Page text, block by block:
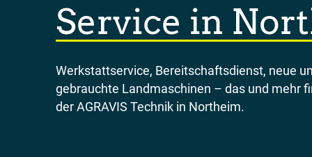
Service in
Werkstattservice, Bereitschaftsdienst, neue
gebrauchte Landmaschinen – das und mehr
der AGRAVIS Technik in Northeim.